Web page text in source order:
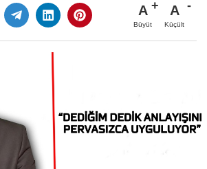
A
Büyüt
A
Küçült